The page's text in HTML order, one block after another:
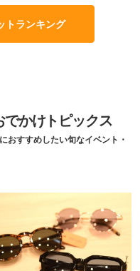
トランキング
かけトピックス
おすすめしたい旬なイベント・